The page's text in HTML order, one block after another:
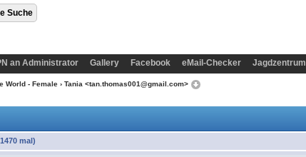
an Administrator Gallery Facebook eMail-Checker Jagdzentrum
World - Female › Tania <tan.thomas001@gmail.com>
mal)